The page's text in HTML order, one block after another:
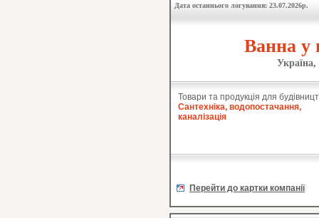
Дата останнього логування: 23.07.2026р.
Ванна у
Україна,
Товари та продукція для
Сантехніка, водопостачання,
каналізація
Перейти до картки компанії